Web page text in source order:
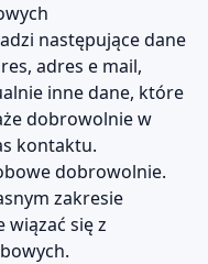
następujące dane
adres e mail,
inne dane, które
dobrowolnie w
kontaktu.
dobrowolnie.
zakresie
wiązać się z